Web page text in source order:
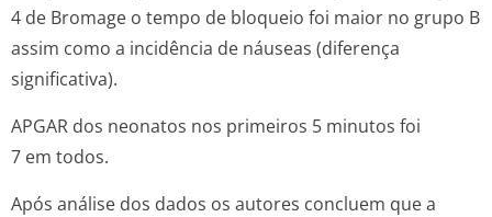
4 de Bromage o tempo de bloqueio foi maior no grupo B
assim como a incidência de náuseas (diferença
significativa).
APGAR dos neonatos nos primeiros 5 minutos foi
7 em todos.
Após análise dos dados os autores concluem que a